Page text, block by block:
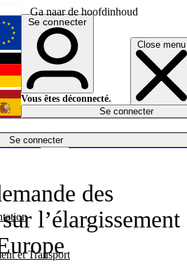
Ga naar de hoofdinhoud
Close menu
Se connecter
et Transport
Économie
English
Deutsch
Español
Se connecter
Vous êtes déconnecté.
Se connecter
des
l’élargissement